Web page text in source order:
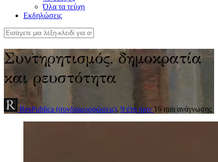
Όλα τα τεύχη
Εκδηλώσεις
Συντηρητισμός, δημοκρατία
και ρευστότητα
ResPublica (συνδιαμορφώσεις), 9 έτη πριν 16 min ανάγνωσης